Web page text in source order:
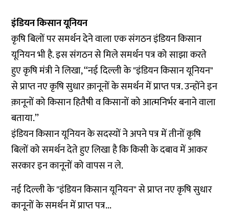
इंडियन किसान यूनियन
कृषि बिलों पर समर्थन देने वाला एक संगठन इंडियन किसान
यूनियन भी है. इस संगठन से मिले समर्थन पत्र को साझा करते
हुए कृषि मंत्री ने लिखा, ‘‘नई दिल्ली के "इंडियन किसान यूनियन"
से प्राप्त नए कृषि सुधार क़ानूनों के समर्थन में प्राप्त पत्र. उन्होंने इन
क़ानूनों को किसान हितैषी व किसानों को आत्मनिर्भर बनाने वाला
बताया.’’
इंडियन किसान यूनियन के सदस्यों ने अपने पत्र में तीनों कृषि
बिलों को समर्थन देते हुए लिखा है कि किसी के दबाव में आकर
सरकार इन कानूनों को वापस न ले.
नई दिल्ली के "इंडियन किसान यूनियन" से प्राप्त नए कृषि सुधार
कानूनों के समर्थन में प्राप्त पत्र...